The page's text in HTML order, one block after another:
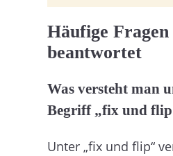
Häufige
beantwortet
Was versteht man
Begriff „fix und
Unter „fix und flip“